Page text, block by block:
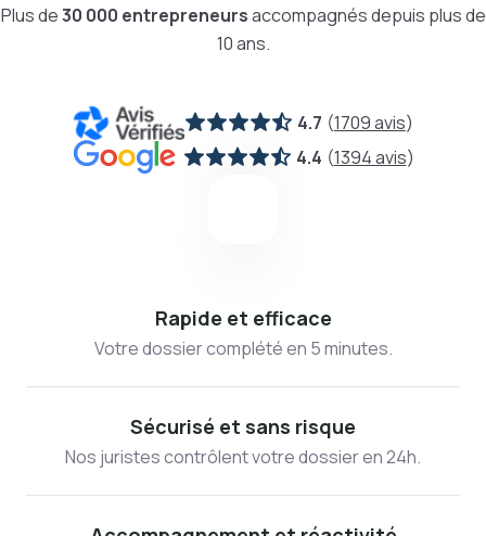
Plus de30 000 entrepreneursaccompagnés depuis plus de
10 ans.
4.7 (1709 avis)
4.4 (1394 avis)
Rapide et efficace
Votre dossier complété en 5 minutes.
Sécurisé et sans risque
Nos juristes contrôlent votre dossier en 24h.